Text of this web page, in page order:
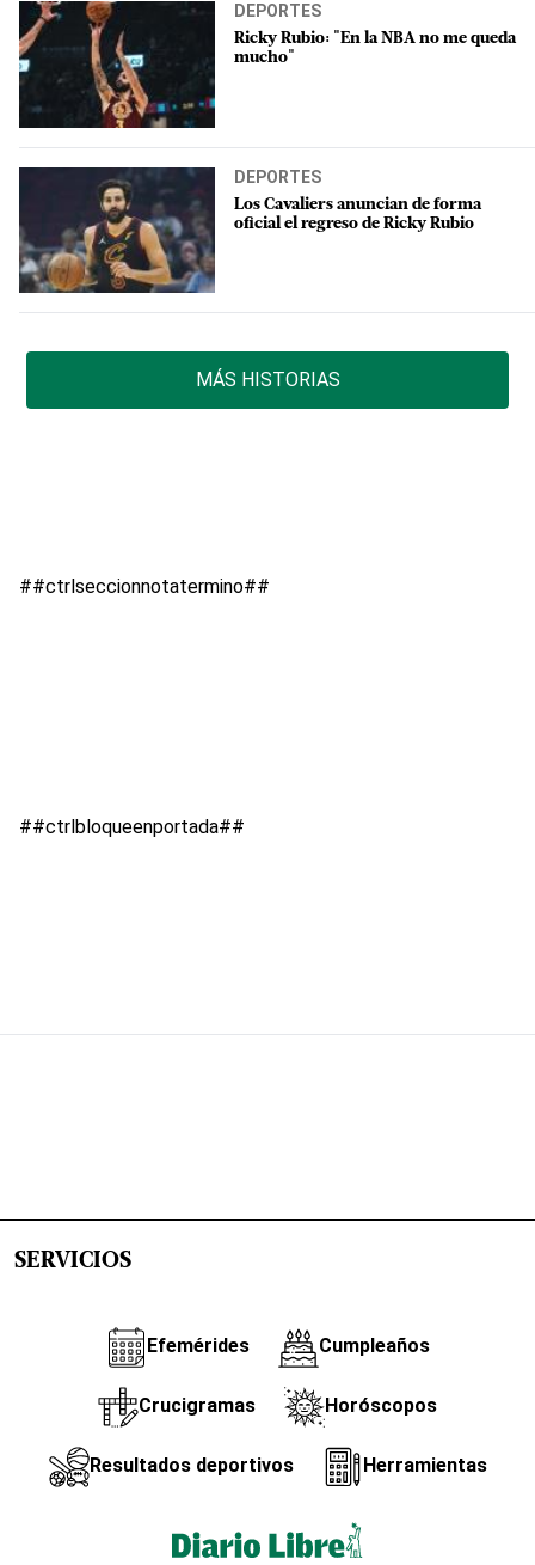
DEPORTES
Ricky Rubio: "En la NBA no me queda
mucho"
DEPORTES
Los Cavaliers anuncian de forma
oficial el regreso de Ricky Rubio
MÁS HISTORIAS
##ctrlseccionnotatermino##
##ctrlbloqueenportada##
SERVICIOS
Efemérides Cumpleaños
Crucigramas Horóscopos
Resultados deportivos Herramientas